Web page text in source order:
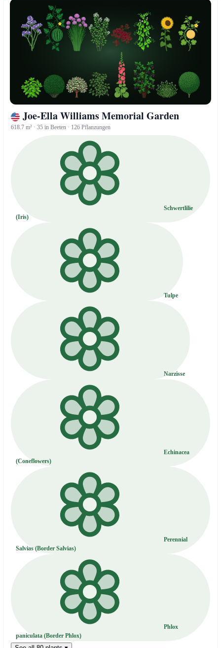
Joe-Ella Williams Memorial Garden
618.7 m² · 35 in Beeten · 126 Pflanzungen
Schwertlilie
(Iris)
Tulpe
Narzisse
Echinacea
(Coneflowers)
Perennial
Salvias (Border Salvias)
Phlox
paniculata (Border Phlox)